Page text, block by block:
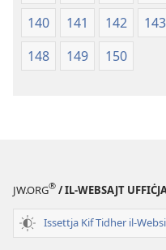
140
141 142 143
148
149 150
JW.ORG® / IL-WEBSAJT
Issettja Kif Tidher il-